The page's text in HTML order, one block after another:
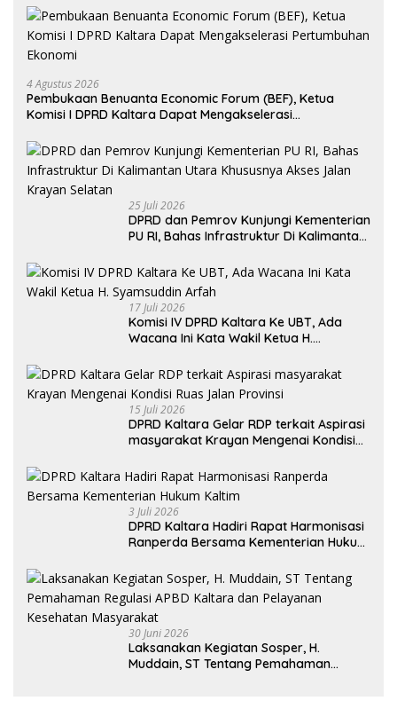
4 Agustus 2026
Pembukaan Benuanta Economic Forum (BEF), Ketua
Komisi I DPRD Kaltara Dapat Mengakselerasi
25 Juli 2026
DPRD dan Pemrov Kunjungi Kementerian
PU RI, Bahas Infrastruktur Di Kalimantan
Selatan
17 Juli 2026
Komisi IV DPRD Kaltara Ke UBT, Ada
Wacana Ini Kata Wakil Ketua H.
15 Juli 2026
DPRD Kaltara Gelar RDP terkait Aspirasi
masyarakat Krayan Mengenai Kondisi
3 Juli 2026
DPRD Kaltara Hadiri Rapat Harmonisasi
Ranperda Bersama Kementerian Hukum
30 Juni 2026
Laksanakan Kegiatan Sosper, H.
Muddain, ST Tentang Pemahaman